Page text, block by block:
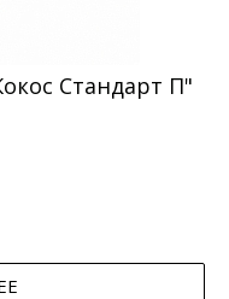
Стандарт П"